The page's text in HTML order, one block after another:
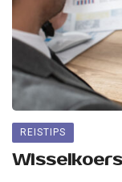
REISTIPS